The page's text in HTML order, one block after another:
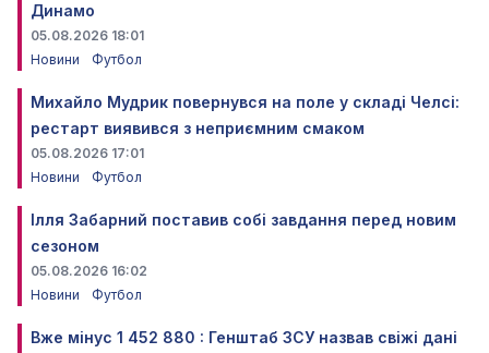
Динамо
05.08.2026 18:01
Новини
Футбол
Михайло Мудрик повернувся на поле у складі Челсі:
рестарт виявився з неприємним смаком
05.08.2026 17:01
Новини
Футбол
Ілля Забарний поставив собі завдання перед новим
сезоном
05.08.2026 16:02
Новини
Футбол
Вже мінус 1 452 880 : Генштаб ЗСУ назвав свіжі дані